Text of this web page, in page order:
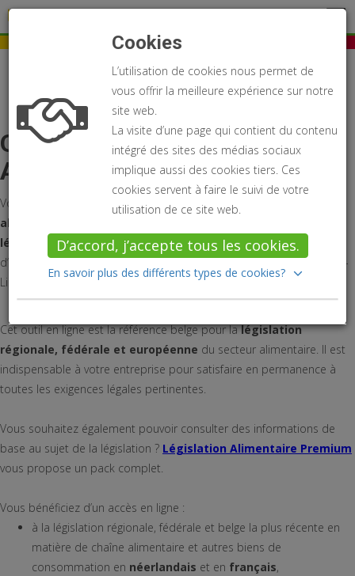
Se connecter
À propos
Qu’offre la Législation
Alimentaire On-Line ?
Vous recherchez des informations au sujet de la
alimentaire
législation la plus récenteau sujet de la chaîne alimentaire et
d’autres produits de consommation ? La Législation Alimentaire On-
Line
est la base de données dont vous avez besoin.
Cet outil en ligne est la référence belge pour lalégislation
régionale, fédérale et européenne du secteur alimentaire. Il est
indispensable à votre entreprise pour satisfaire en permanence à
toutes les exigences légales pertinentes.
Vous souhaitez également pouvoir consulter des informations de
base au sujet de la législation ? Législation Alimentaire Premium
vous propose un pack complet.
Vous bénéficiez d’un accès en ligne :
à la législation régionale, fédérale et belge la plus récente en
matière de chaîne alimentaire et autres biens de
consommation en néerlandais et en français,
Cookies
L’utilisation de cookies nous permet de
vous offrir la meilleure expérience sur notre
site web.
La visite d’une page qui contient du contenu
intégré des sites des médias sociaux
implique aussi des cookies tiers. Ces
cookies servent à faire le suivi de votre
utilisation de ce site web.
D’accord, j’accepte tous les cookies.
En savoir plus des différents types de cookies?